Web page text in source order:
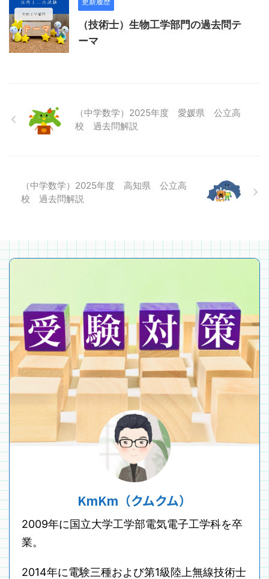
（技術士）生物工学部門の過去問テ
ーマ
（中学数学）2025年度 愛媛県 公立高
校 過去問解説
（中学数学）2025年度 高知県 公立高
校 過去問解説
KmKm（クムクム）
2009年に国立大学工学部電気電子工学科を卒
業。
2014年に電験三種および第1級陸上無線技術士